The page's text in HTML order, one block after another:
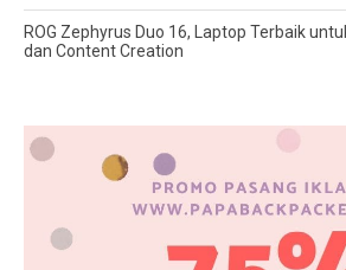
ROG Zephyrus Duo 16, Laptop Terbaik
dan Content Creation